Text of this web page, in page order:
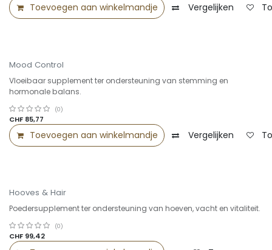
Toevoegen aan winkelmandje Vergelijken
Mood Control
Vloeibaar supplement ter ondersteuning van stemming en
hormonale balans.
(0)
CHF 85,77
Toevoegen aan winkelmandje Vergelijken
Hooves & Hair
Poedersupplement ter ondersteuning van hoeven, vacht en vitaliteit.
(0)
CHF 99,42